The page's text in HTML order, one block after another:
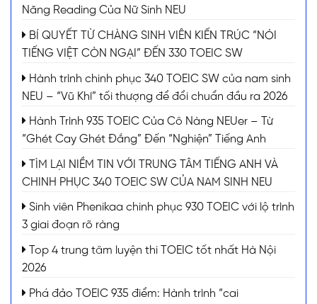
Năng Reading Của Nữ Sinh NEU
BÍ QUYẾT TỪ CHÀNG SINH VIÊN KIẾN TRÚC “NÓI
TIẾNG VIỆT CÒN NGẠI” ĐẾN 330 TOEIC SW
Hành trình chinh phục 340 TOEIC SW của nam sinh
NEU – “Vũ Khí” tối thượng để đổi chuẩn đầu ra 2026
Hành Trình 935 TOEIC Của Cô Nàng NEUer – Từ
“Ghét Cay Ghét Đắng” Đến “Nghiện” Tiếng Anh
TÌM LẠI NIỀM TIN VỚI TRUNG TÂM TIẾNG ANH VÀ
CHINH PHỤC 340 TOEIC SW CỦA NAM SINH NEU
Sinh viên Phenikaa chinh phục 930 TOEIC với lộ trình
3 giai đoạn rõ ràng
Top 4 trung tâm luyện thi TOEIC tốt nhất Hà Nội
2026
Phá đảo TOEIC 935 điểm: Hành trình “cai